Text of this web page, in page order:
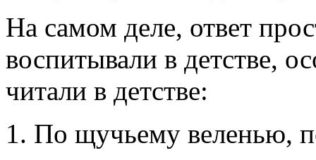
На самом деле, ответ
воспитывали в детстве,
читали в детстве:
1. По щучьему веленью,